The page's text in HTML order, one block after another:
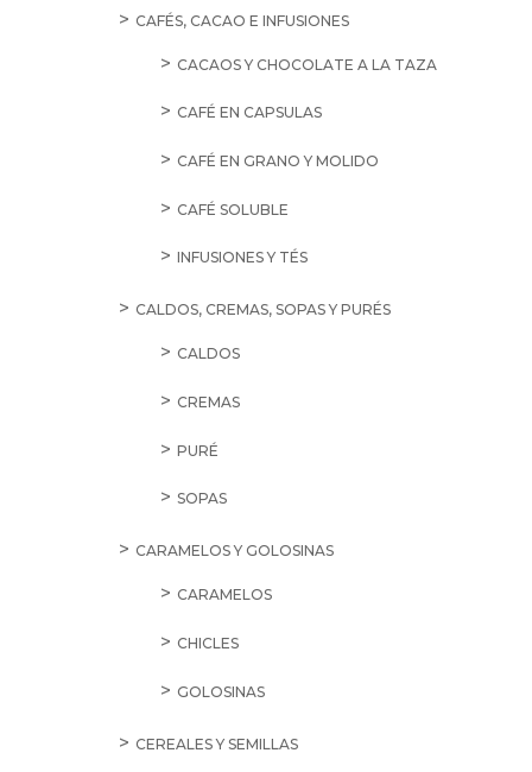
CAFÉS, CACAO E INFUSIONES
CACAOS Y CHOCOLATE A LA TAZA
CAFÉ EN CAPSULAS
CAFÉ EN GRANO Y MOLIDO
CAFÉ SOLUBLE
INFUSIONES Y TÉS
CALDOS, CREMAS, SOPAS Y PURÉS
CALDOS
CREMAS
PURÉ
SOPAS
CARAMELOS Y GOLOSINAS
CARAMELOS
CHICLES
GOLOSINAS
CEREALES Y SEMILLAS